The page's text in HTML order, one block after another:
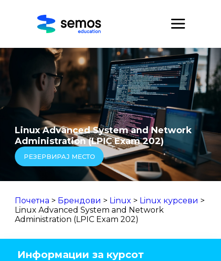
Linux Advanced System and Network
Administration (LPIC Exam 202)
РЕЗЕРВИРАЈ МЕСТО
Почетна > Брендови > Linux > Linux курсеви >
Linux Advanced System and Network
Administration (LPIC Exam 202)
Информации за курсот